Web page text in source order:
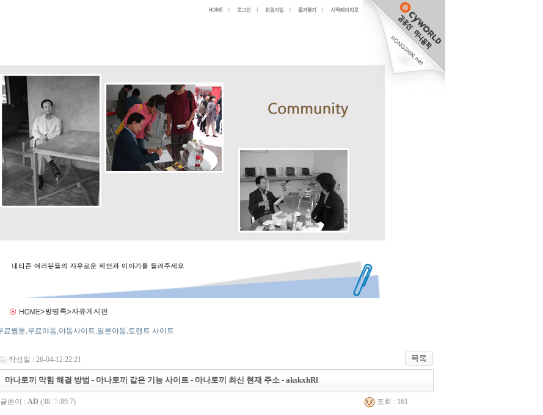
작성일 : 26-04-12 22:21
마나토끼 막힘 해결 방법 - 마나토끼 같은 기능 사이트 - 마나토끼 최신 현재 주소 - akskxhRl
글쓴이 : AD (38.♡.89.7) 조회 : 161